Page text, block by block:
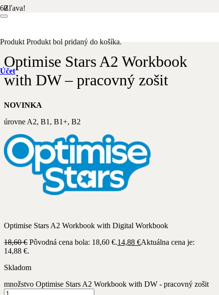
Produkt Produkt bol pridaný do košíka.
Účet
Zľava!
Optimise Stars A2 Workbook
with DW – pracovný zošit
NOVINKA
úrovne A2, B1, B1+, B2
Optimise Stars A2 Workbook with Digital Workbook
18,60€ Pôvodná cena bola: 18,60 €.14,88 €Aktuálna cena je:
14,88 €.
Skladom
množstvo Optimise Stars A2 Workbook with DW - pracovný zošit